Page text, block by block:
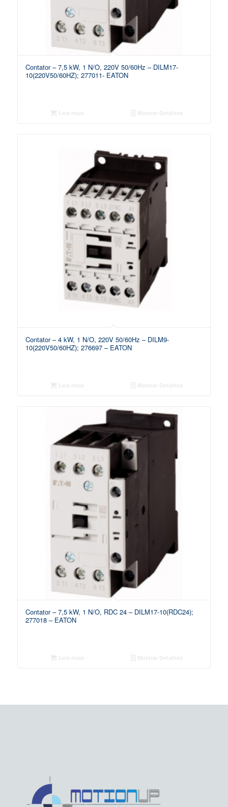
Contator – 7,5 kW, 1 N/O, 220V 50/60Hz – DILM17-
10(220V50/60HZ); 277011- EATON
Contator – 4 kW, 1 N/O, 220V 50/60Hz – DILM9-
10(220V50/60HZ); 276697 – EATON
Contator – 7,5 kW, 1 N/O, RDC 24 – DILM17-10(RDC24);
277018 – EATON